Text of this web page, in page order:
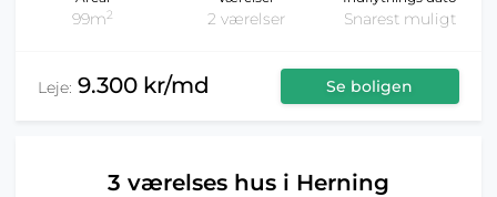
99m2 2 værelser Snarest muligt
Leje: 9.300 kr/md Se boligen
3 værelses hus i Herning